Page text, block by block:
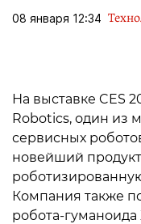
08 января 12:34
На выставке CES
Robotics, один из
сервисных
новейший
Компания также
робота-гуманоида